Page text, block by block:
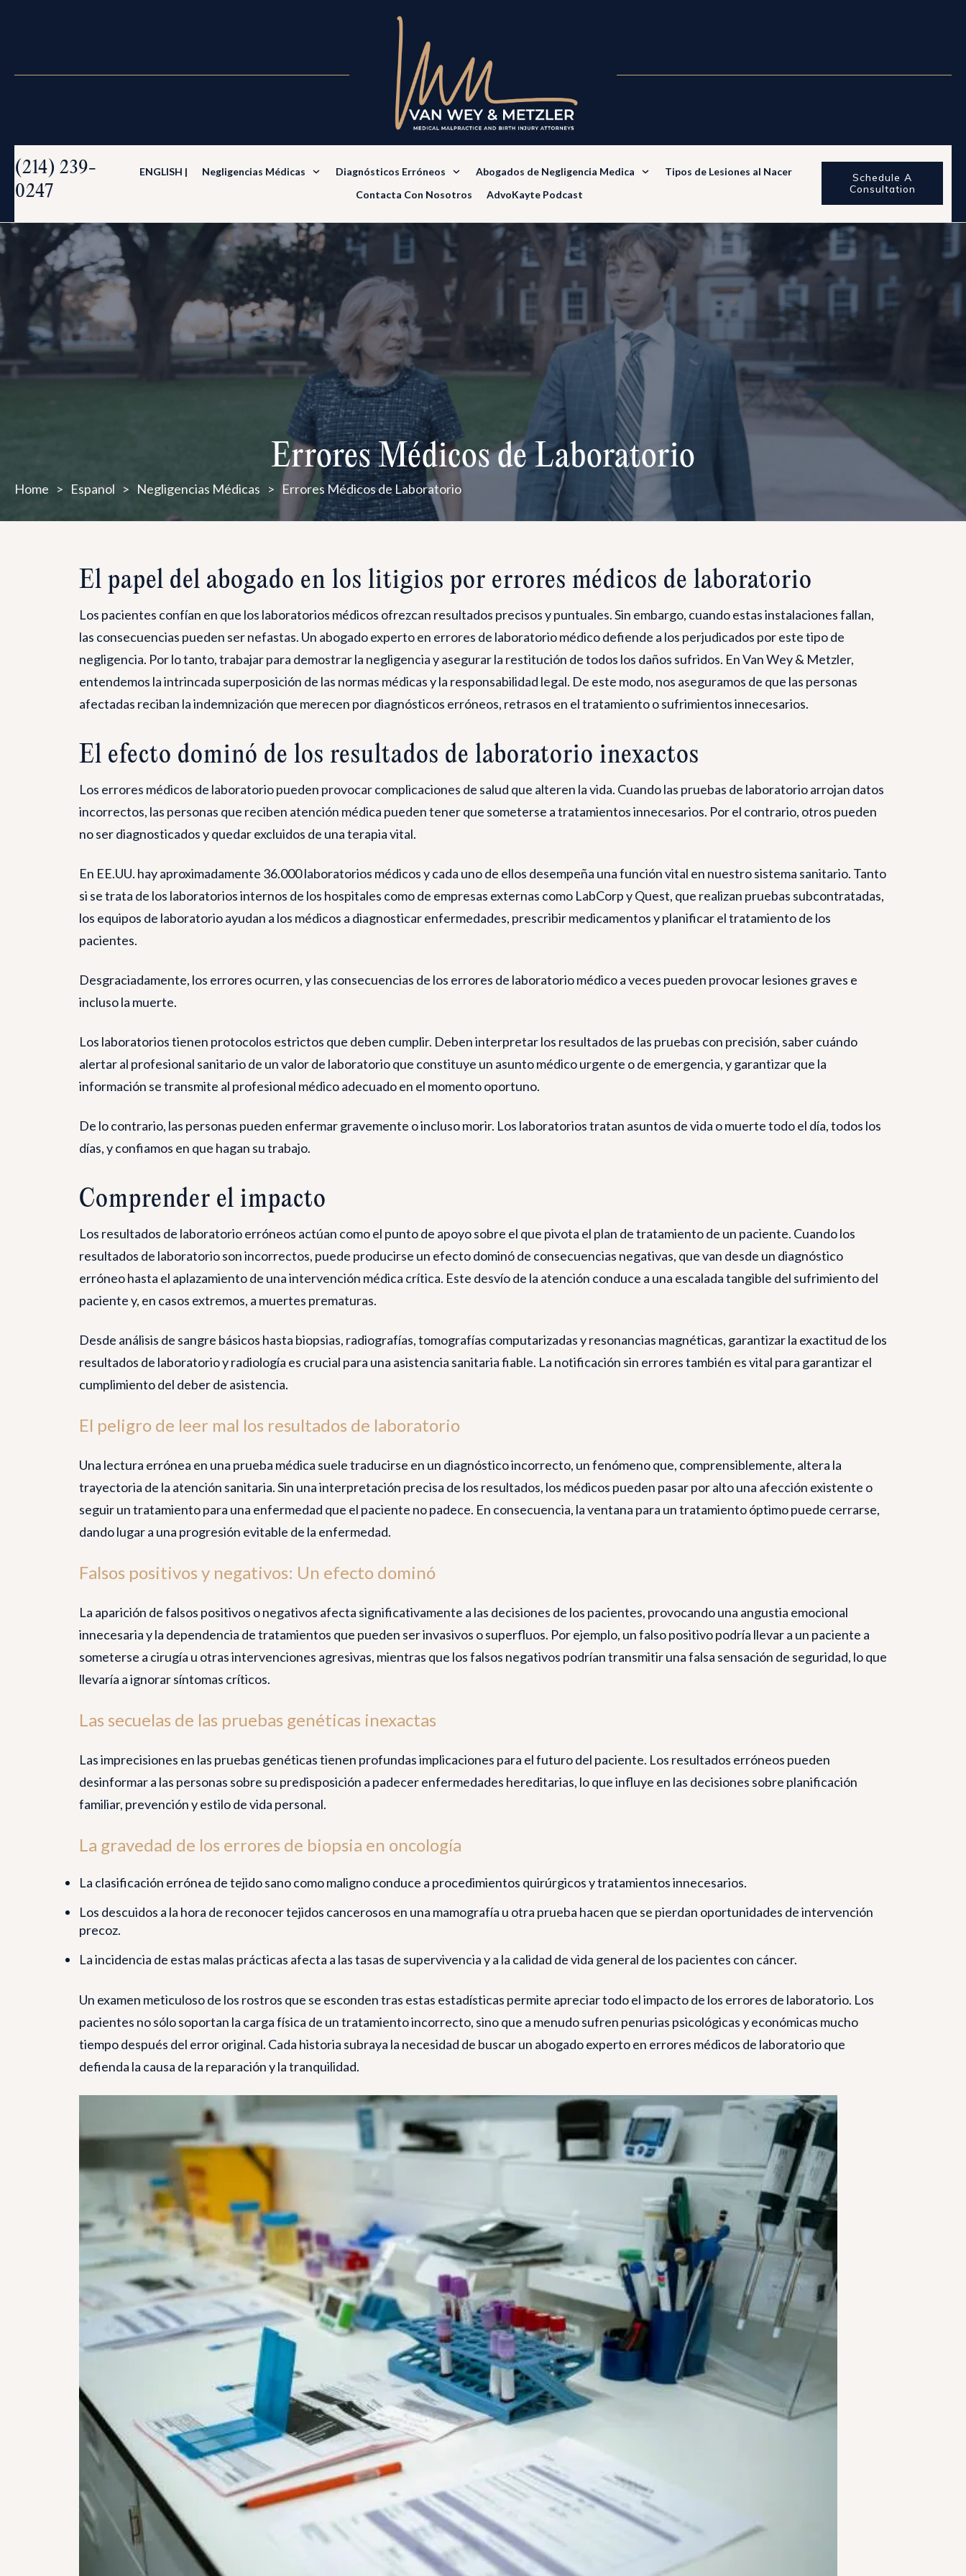
(214) 239-
0247
ENGLISH | Negligencias Médicas Diagnósticos Erróneos Abogados de Negligencia Medica
Tipos de Lesiones al Nacer
Contacta Con Nosotros
AdvoKayte Podcast
Schedule A
Consultation
Errores Médicos de Laboratorio
Home > Espanol > Negligencias Médicas > Errores Médicos de Laboratorio
El papel del abogado en los litigios por errores médicos de laboratorio
Los pacientes confían en que los laboratorios médicos ofrezcan resultados precisos y puntuales. Sin embargo, cuando estas instalaciones fallan,
las consecuencias pueden ser nefastas. Un abogado experto en errores de laboratorio médico defiende a los perjudicados por este tipo de
negligencia. Por lo tanto, trabajar para demostrar la negligencia y asegurar la restitución de todos los daños sufridos. En Van Wey & Metzler,
entendemos la intrincada superposición de las normas médicas y la responsabilidad legal. De este modo, nos aseguramos de que las personas
afectadas reciban la indemnización que merecen por diagnósticos erróneos, retrasos en el tratamiento o sufrimientos innecesarios.
El efecto dominó de los resultados de laboratorio inexactos
Los errores médicos de laboratorio pueden provocar complicaciones de salud que alteren la vida. Cuando las pruebas de laboratorio arrojan datos
incorrectos, las personas que reciben atención médica pueden tener que someterse a tratamientos innecesarios. Por el contrario, otros pueden
no ser diagnosticados y quedar excluidos de una terapia vital.
En EE.UU. hay aproximadamente 36.000 laboratorios médicos y cada uno de ellos desempeña una función vital en nuestro sistema sanitario. Tanto
si se trata de los laboratorios internos de los hospitales como de empresas externas como LabCorp y Quest, que realizan pruebas subcontratadas,
los equipos de laboratorio ayudan a los médicos a diagnosticar enfermedades, prescribir medicamentos y planificar el tratamiento de los
pacientes.
Desgraciadamente, los errores ocurren, y las consecuencias de los errores de laboratorio médico a veces pueden provocar lesiones graves e
incluso la muerte.
Los laboratorios tienen protocolos estrictos que deben cumplir. Deben interpretar los resultados de las pruebas con precisión, saber cuándo
alertar al profesional sanitario de un valor de laboratorio que constituye un asunto médico urgente o de emergencia, y garantizar que la
información se transmite al profesional médico adecuado en el momento oportuno.
De lo contrario, las personas pueden enfermar gravemente o incluso morir. Los laboratorios tratan asuntos de vida o muerte todo el día, todos los
días, y confiamos en que hagan su trabajo.
Comprender el impacto
Los resultados de laboratorio erróneos actúan como el punto de apoyo sobre el que pivota el plan de tratamiento de un paciente. Cuando los
resultados de laboratorio son incorrectos, puede producirse un efecto dominó de consecuencias negativas, que van desde un diagnóstico
erróneo hasta el aplazamiento de una intervención médica crítica. Este desvío de la atención conduce a una escalada tangible del sufrimiento del
paciente y, en casos extremos, a muertes prematuras.
Desde análisis de sangre básicos hasta biopsias, radiografías, tomografías computarizadas y resonancias magnéticas, garantizar la exactitud de los
resultados de laboratorio y radiología es crucial para una asistencia sanitaria fiable. La notificación sin errores también es vital para garantizar el
cumplimiento del deber de asistencia.
El peligro de leer mal los resultados de laboratorio
Una lectura errónea en una prueba médica suele traducirse en un diagnóstico incorrecto, un fenómeno que, comprensiblemente, altera la
trayectoria de la atención sanitaria. Sin una interpretación precisa de los resultados, los médicos pueden pasar por alto una afección existente o
seguir un tratamiento para una enfermedad que el paciente no padece. En consecuencia, la ventana para un tratamiento óptimo puede cerrarse,
dando lugar a una progresión evitable de la enfermedad.
Falsos positivos y negativos: Un efecto dominó
La aparición de falsos positivos o negativos afecta significativamente a las decisiones de los pacientes, provocando una angustia emocional
innecesaria y la dependencia de tratamientos que pueden ser invasivos o superfluos. Por ejemplo, un falso positivo podría llevar a un paciente a
someterse a cirugía u otras intervenciones agresivas, mientras que los falsos negativos podrían transmitir una falsa sensación de seguridad, lo que
llevaría a ignorar síntomas críticos.
Las secuelas de las pruebas genéticas inexactas
Las imprecisiones en las pruebas genéticas tienen profundas implicaciones para el futuro del paciente. Los resultados erróneos pueden
desinformar a las personas sobre su predisposición a padecer enfermedades hereditarias, lo que influye en las decisiones sobre planificación
familiar, prevención y estilo de vida personal.
La gravedad de los errores de biopsia en oncología
La clasificación errónea de tejido sano como maligno conduce a procedimientos quirúrgicos y tratamientos innecesarios.
Los descuidos a la hora de reconocer tejidos cancerosos en una mamografía u otra prueba hacen que se pierdan oportunidades de intervención
precoz.
La incidencia de estas malas prácticas afecta a las tasas de supervivencia y a la calidad de vida general de los pacientes con cáncer.
Un examen meticuloso de los rostros que se esconden tras estas estadísticas permite apreciar todo el impacto de los errores de laboratorio. Los
pacientes no sólo soportan la carga física de un tratamiento incorrecto, sino que a menudo sufren penurias psicológicas y económicas mucho
tiempo después del error original. Cada historia subraya la necesidad de buscar un abogado experto en errores médicos de laboratorio que
defienda la causa de la reparación y la tranquilidad.